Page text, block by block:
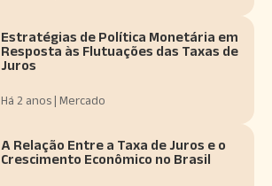
Estratégias de Política Monetária em
Resposta às Flutuações das Taxas de
Juros
Há 2 anos | Mercado
A Relação Entre a Taxa de Juros e o
Crescimento Econômico no Brasil